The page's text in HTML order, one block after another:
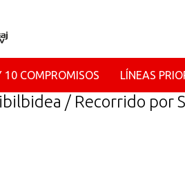
10 COMPROMISOS LÍNEAS
/ Recorrido por